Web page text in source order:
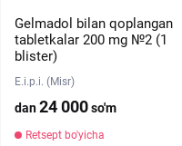
Gelmadol bilan qoplangan
tabletkalar 200 mg №2 (1
blister)
E.i.p.i. (Misr)
dan24 000so'm
Retsept bo'yicha